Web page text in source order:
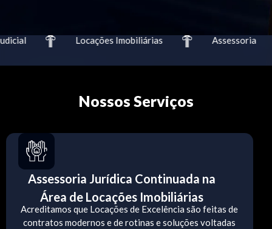
Locações Imobiliárias Assessoria
Nossos Serviços
Assessoria Jurídica Continuada na
Área de Locações Imobiliárias
Acreditamos que Locações de Excelência são feitas de
contratos modernos e de rotinas e soluções voltadas